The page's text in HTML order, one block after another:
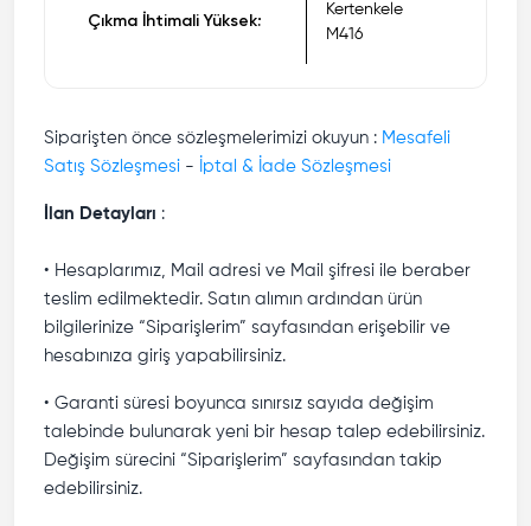
Çıkma İhtimali Yüksek:
Kertenkele
M416
Siparişten önce sözleşmelerimizi okuyun : Mesafeli
Satış Sözleşmesi - İptal & İade Sözleşmesi
İlan Detayları :
• Hesaplarımız, Mail adresi ve Mail şifresi ile beraber
teslim edilmektedir. Satın alımın ardından ürün
bilgilerinize “Siparişlerim” sayfasından erişebilir ve
hesabınıza giriş yapabilirsiniz.
• Garanti süresi boyunca sınırsız sayıda değişim
talebinde bulunarak yeni bir hesap talep edebilirsiniz.
Değişim sürecini “Siparişlerim” sayfasından takip
edebilirsiniz.